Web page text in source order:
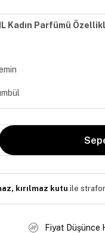
Kadın Parfümü
kırılmaz kutu ile
Fiyat Düşünce